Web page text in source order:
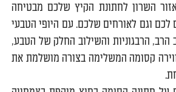
השרון לחתונת הקיץ שלכם מבטיחה
לכם וגם לאורחים שלכם. עם היופי הטבעי
הרבגוניות והשילוב החלק של הטבע,
קסומה המשלימה בצורה מושלמת את